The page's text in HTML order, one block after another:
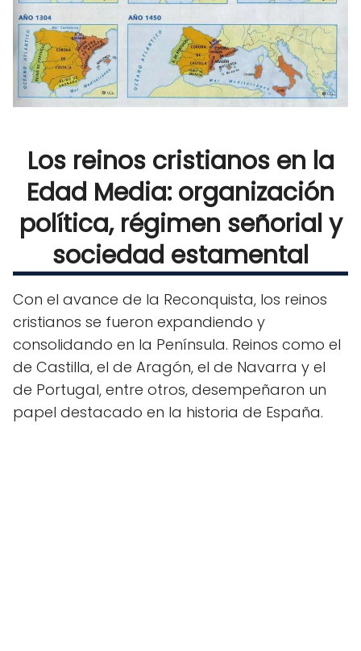
Los reinos cristianos en la
Edad Media: organización
política, régimen señorial y
sociedad estamental
Con el avance de la Reconquista, los reinos
cristianos se fueron expandiendo y
consolidando en la Península. Reinos como el
de Castilla, el de Aragón, el de Navarra y el
de Portugal, entre otros, desempeñaron un
papel destacado en la historia de España.